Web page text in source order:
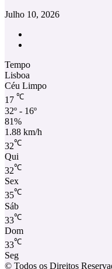
Julho 10, 2026
Tempo
Lisboa
Céu Limpo
17 ℃
32º - 16º
81%
1.88 km/h
32℃
Qui
32℃
Sex
35℃
Sáb
33℃
Dom
33℃
Seg
© Todos os Direitos